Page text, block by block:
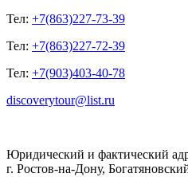
Тел: +7(863)227-73-39
Тел: +7(863)227-72-39
Тел: +7(903)403-40-78
discoverytour@list.ru
Юридический и фактический
г. Ростов-на-Дону,